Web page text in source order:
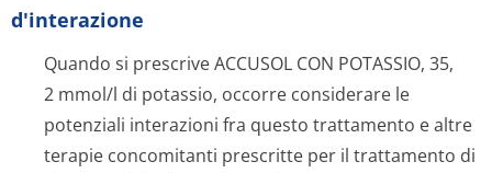
d'interazione
Quando si prescrive ACCUSOL CON POTASSIO, 35,
2 mmol/l di potassio, occorre considerare le
potenziali interazioni fra questo trattamento e altre
terapie concomitanti prescritte per il trattamento di